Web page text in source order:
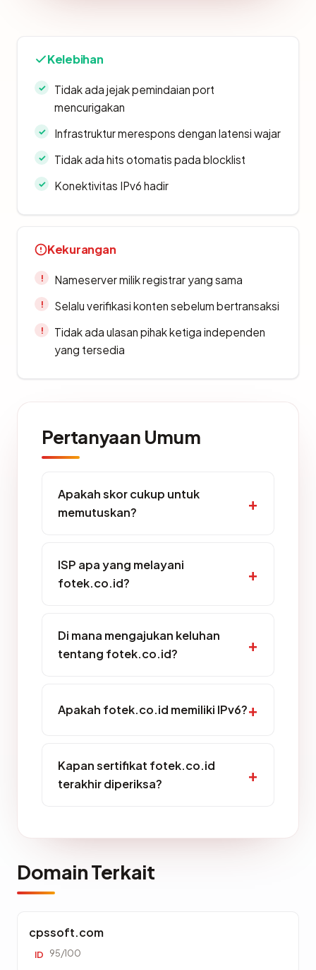
Kelebihan
Tidak ada jejak pemindaian port
mencurigakan
Infrastruktur merespons dengan latensi wajar
Tidak ada hits otomatis pada blocklist
Konektivitas IPv6 hadir
Kekurangan
Nameserver milik registrar yang sama
Selalu verifikasi konten sebelum bertransaksi
Tidak ada ulasan pihak ketiga independen
yang tersedia
Pertanyaan Umum
Apakah skor cukup untuk
memutuskan?
ISP apa yang melayani
fotek.co.id?
Di mana mengajukan keluhan
tentang fotek.co.id?
Apakah fotek.co.id memiliki IPv6?
Kapan sertifikat fotek.co.id
terakhir diperiksa?
Domain Terkait
cpssoft.com
ID 95/100